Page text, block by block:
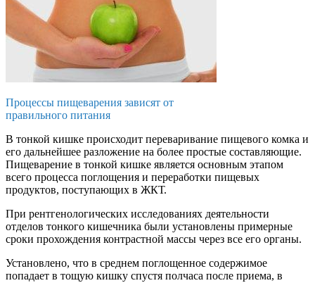
Процессы пищеварения зависят от
правильного питания
В тонкой кишке происходит переваривание пищевого комка и
его дальнейшее разложение на более простые составляющие.
Пищеварение в тонкой кишке является основным этапом
всего процесса поглощения и переработки пищевых
продуктов, поступающих в ЖКТ.
При рентгенологических исследованиях деятельности
отделов тонкого кишечника были установлены примерные
сроки прохождения контрастной массы через все его органы.
Установлено, что в среднем поглощенное содержимое
попадает в тощую кишку спустя полчаса после приема, в